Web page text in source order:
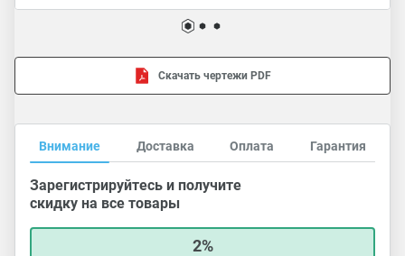
Скачать чертежи PDF
Внимание Доставка Оплата Гарантия
Зарегистрируйтесь и получите
скидку на все товары
2%